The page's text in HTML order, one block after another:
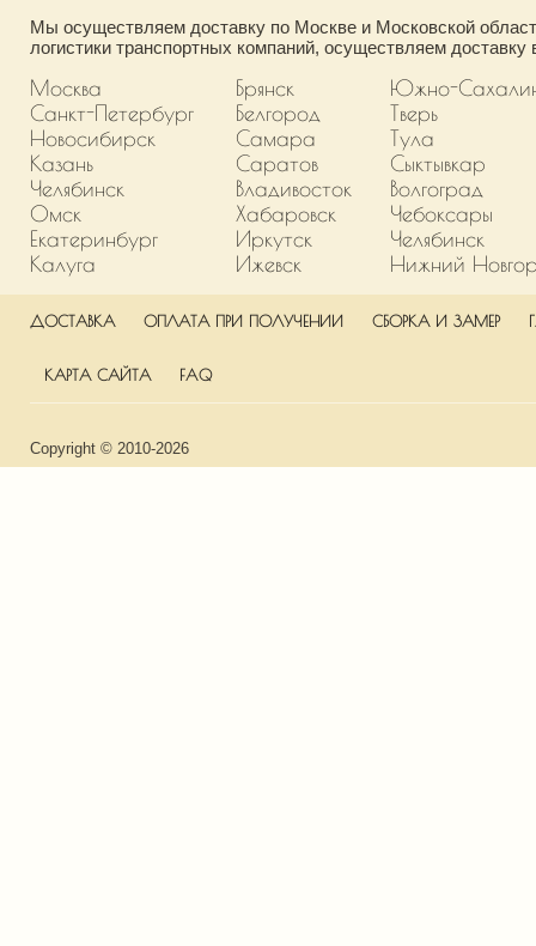
Мы осуществляем доставку по Москве и Московской
логистики транспортных компаний, осуществляем доставку
Москва
Санкт-Петербург
Новосибирск
Казань
Челябинск
Омск
Екатеринбург
Калуга
Брянск
Белгород
Самара
Саратов
Владивосток
Хабаровск
Иркутск
Ижевск
Южно-
Тверь
Тула
Сыктывкар
Волгоград
Чебоксары
Челябинск
Нижний
ДОСТАВКА ОПЛАТА ПРИ ПОЛУЧЕНИИ СБОРКА И ЗАМЕР
КАРТА САЙТА FAQ
Copyright © 2010-2026